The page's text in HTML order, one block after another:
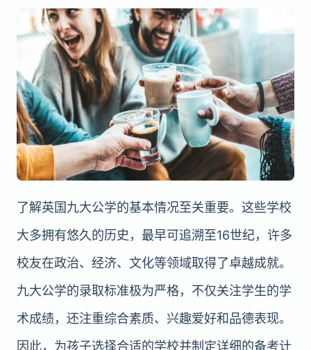
了解英国九大公学的基本情况至关重要。这些学校
大多拥有悠久的历史，最早可追溯至16世纪，许多
校友在政治、经济、文化等领域取得了卓越成就。
九大公学的录取标准极为严格，不仅关注学生的学
术成绩，还注重综合素质、兴趣爱好和品德表现。
因此，为孩子选择合适的学校并制定详细的备考计